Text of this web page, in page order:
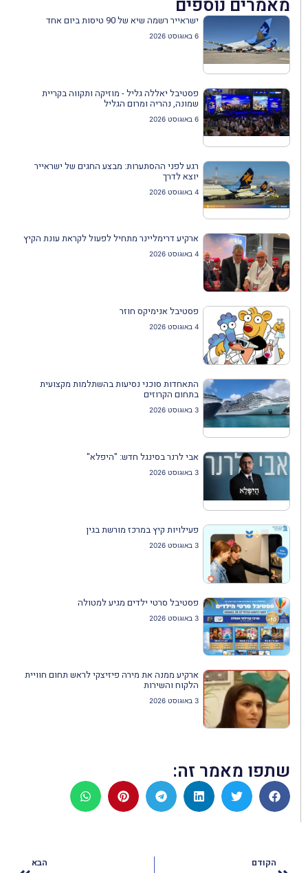
מאמרים נוספים
ישראייר רשמה שיא של 90 טיסות ביום אחד
6 באוגוסט 2026
פסטיבל יאללה גליל - מוזיקה ותקווה בקריית
שמונה, נהריה ומרום הגליל
6 באוגוסט 2026
רגע לפני ההסתערות: מבצע החגים של ישראייר
יוצא לדרך
4 באוגוסט 2026
ארקיע דרימליינר מתחיל לפעול לקראת עונת הקיץ
4 באוגוסט 2026
פסטיבל אנימיקס חוזר
4 באוגוסט 2026
התאחדות סוכני נסיעות בהשתלמות מקצועית
בתחום הקרוזים
3 באוגוסט 2026
אבי לרנר בסינגל חדש: "היפלא"
3 באוגוסט 2026
פעילויות קיץ במרכז מורשת בגין
3 באוגוסט 2026
פסטיבל סרטי ילדים מגיע למטולה
3 באוגוסט 2026
ארקיע ממנה את מירה פיזיצקי לראש תחום חוויית
הלקוח והשירות
3 באוגוסט 2026
שתפו מאמר זה:
הקודם הבא